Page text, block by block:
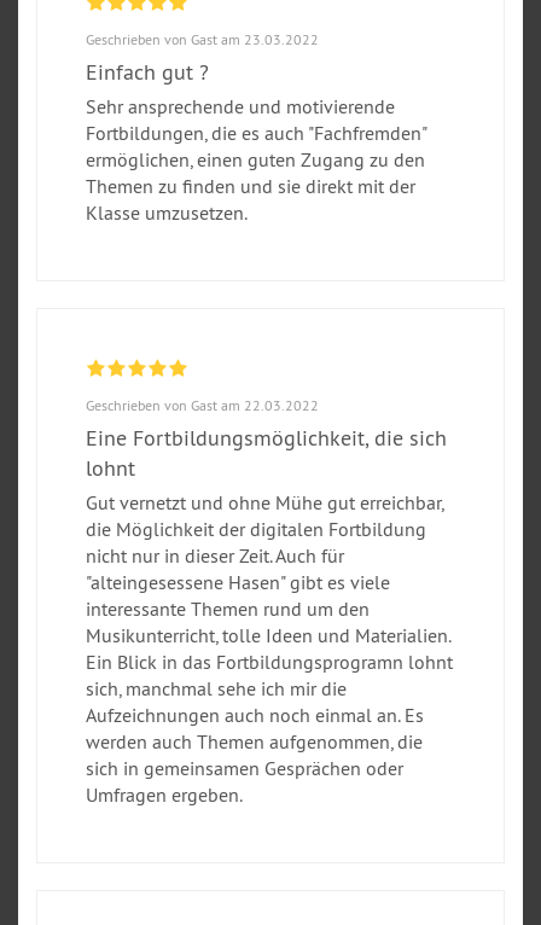
Geschrieben von Gast am 23.03.2022
Einfach gut ?
Sehr ansprechende und motivierende
Fortbildungen, die es auch "Fachfremden"
ermöglichen, einen guten Zugang zu den
Themen zu finden und sie direkt mit der
Klasse umzusetzen.
Geschrieben von Gast am 22.03.2022
Eine Fortbildungsmöglichkeit, die sich
lohnt
Gut vernetzt und ohne Mühe gut erreichbar,
die Möglichkeit der digitalen Fortbildung
nicht nur in dieser Zeit. Auch für
"alteingesessene Hasen" gibt es viele
interessante Themen rund um den
Musikunterricht, tolle Ideen und Materialien.
Ein Blick in das Fortbildungsprogramn lohnt
sich, manchmal sehe ich mir die
Aufzeichnungen auch noch einmal an. Es
werden auch Themen aufgenommen, die
sich in gemeinsamen Gesprächen oder
Umfragen ergeben.